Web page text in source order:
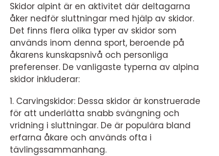
Skidor alpint är en aktivitet där deltagarna
åker nedför sluttningar med hjälp av skidor.
Det finns flera olika typer av skidor som
används inom denna sport, beroende på
åkarens kunskapsnivå och personliga
preferenser. De vanligaste typerna av alpina
skidor inkluderar:
1. Carvingskidor: Dessa skidor är konstruerade
för att underlätta snabb svängning och
vridning i sluttningar. De är populära bland
erfarna åkare och används ofta i
tävlingssammanhang.